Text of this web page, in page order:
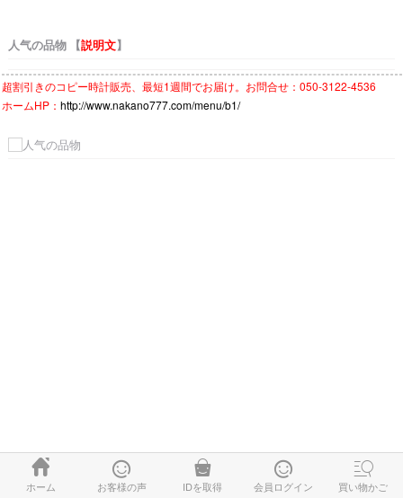
人气の品物 【説明文】
超割引きのコピー時計販売、最短1週間でお届け。お問合せ：050-3122-4536
ホームHP： http://www.nakano777.com/menu/b1/

ホーム

お客様の声

IDを取得

会員ログイン

買い物かご